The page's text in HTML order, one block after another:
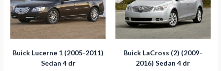
Buick LaCross (2) (2009-
2016) Sedan 4 dr
Buick Lucerne 1 (2005-2011)
Sedan 4 dr